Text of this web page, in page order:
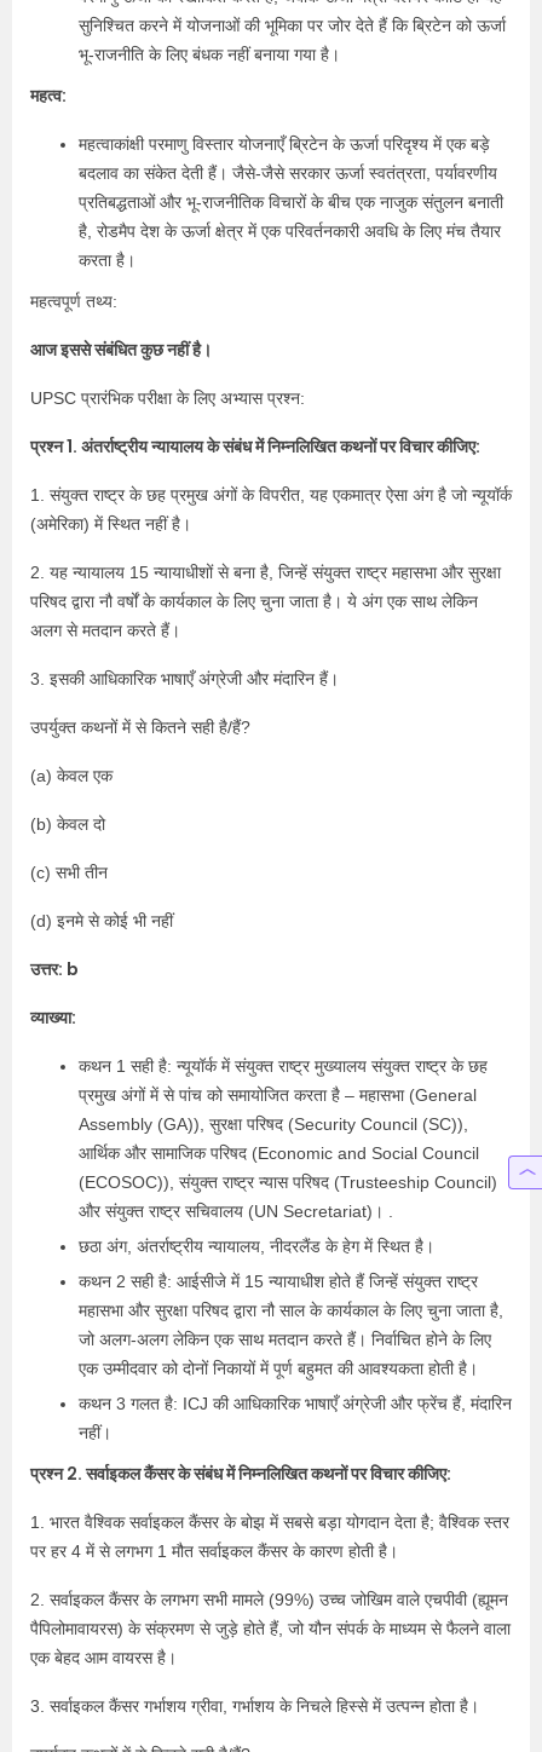
सुनिश्चित करने में योजनाओं की भूमिका पर जोर देते हैं कि ब्रिटेन को ऊर्जा
भू-राजनीति के लिए बंधक नहीं बनाया गया है।
महत्व:
महत्वाकांक्षी परमाणु विस्तार योजनाएँ ब्रिटेन के ऊर्जा परिदृश्य में एक बड़े
बदलाव का संकेत देती हैं। जैसे-जैसे सरकार ऊर्जा स्वतंत्रता, पर्यावरणीय
प्रतिबद्धताओं और भू-राजनीतिक विचारों के बीच एक नाजुक संतुलन बनाती
है, रोडमैप देश के ऊर्जा क्षेत्र में एक परिवर्तनकारी अवधि के लिए मंच तैयार
करता है।
महत्वपूर्ण तथ्य:
आज इससे संबंधित कुछ नहीं है।
UPSC प्रारंभिक परीक्षा के लिए अभ्यास प्रश्न:
प्रश्न 1. अंतर्राष्ट्रीय न्यायालय के संबंध में निम्नलिखित कथनों पर विचार कीजिए:
1. संयुक्त राष्ट्र के छह प्रमुख अंगों के विपरीत, यह एकमात्र ऐसा अंग है जो न्यूयॉर्क
(अमेरिका) में स्थित नहीं है।
2. यह न्यायालय 15 न्यायाधीशों से बना है, जिन्हें संयुक्त राष्ट्र महासभा और सुरक्षा
परिषद द्वारा नौ वर्षों के कार्यकाल के लिए चुना जाता है। ये अंग एक साथ लेकिन
अलग से मतदान करते हैं।
3. इसकी आधिकारिक भाषाएँ अंग्रेजी और मंदारिन हैं।
उपर्युक्त कथनों में से कितने सही है/हैं?
(a) केवल एक
(b) केवल दो
(c) सभी तीन
(d) इनमे से कोई भी नहीं
उत्तर: b
व्याख्या:
कथन 1 सही है: न्यूयॉर्क में संयुक्त राष्ट्र मुख्यालय संयुक्त राष्ट्र के छह
प्रमुख अंगों में से पांच को समायोजित करता है – महासभा (General
Assembly (GA)), सुरक्षा परिषद (Security Council (SC)),
आर्थिक और सामाजिक परिषद (Economic and Social Council
(ECOSOC)), संयुक्त राष्ट्र न्यास परिषद (Trusteeship Council)
और संयुक्त राष्ट्र सचिवालय (UN Secretariat)। .
छठा अंग, अंतर्राष्ट्रीय न्यायालय, नीदरलैंड के हेग में स्थित है।
कथन 2 सही है: आईसीजे में 15 न्यायाधीश होते हैं जिन्हें संयुक्त राष्ट्र
महासभा और सुरक्षा परिषद द्वारा नौ साल के कार्यकाल के लिए चुना जाता है,
जो अलग-अलग लेकिन एक साथ मतदान करते हैं। निर्वाचित होने के लिए
एक उम्मीदवार को दोनों निकायों में पूर्ण बहुमत की आवश्यकता होती है।
कथन 3 गलत है: ICJ की आधिकारिक भाषाएँ अंग्रेजी और फ्रेंच हैं, मंदारिन
नहीं।
प्रश्न 2. सर्वाइकल कैंसर के संबंध में निम्नलिखित कथनों पर विचार कीजिए:
1. भारत वैश्विक सर्वाइकल कैंसर के बोझ में सबसे बड़ा योगदान देता है; वैश्विक स्तर
पर हर 4 में से लगभग 1 मौत सर्वाइकल कैंसर के कारण होती है।
2. सर्वाइकल कैंसर के लगभग सभी मामले (99%) उच्च जोखिम वाले एचपीवी (ह्यूमन
पैपिलोमावायरस) के संक्रमण से जुड़े होते हैं, जो यौन संपर्क के माध्यम से फैलने वाला
एक बेहद आम वायरस है।
3. सर्वाइकल कैंसर गर्भाशय ग्रीवा, गर्भाशय के निचले हिस्से में उत्पन्न होता है।